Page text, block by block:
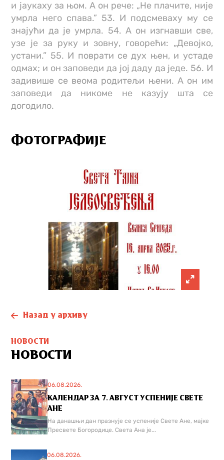
и јаукаху за њом. А он рече: „Не плачите, није
умрла него спава.” 53. И подсмеваху му се
знајући да је умрла. 54. А он изгнавши све,
узе је за руку и зовну, говорећи: „Девојко,
устани.” 55. И поврати се дух њен, и устаде
одмах; и он заповеди да јој даду да једе. 56. И
задивише се веома родитељи њени. А он им
заповеди да никоме не казују шта се
догодило.
ФОТОГРАФИЈЕ
Назад у архиву
НОВОСТИ
НОВОСТИ
06.08.2026.
КАЛЕНДАР ЗА 7. АВГУСТ УСПЕНИЈЕ СВЕТЕ
АНЕ
На данашњи дан празнује се успеније Свете Ане, мајке
Пресвете Богородице. Света Ана је...
06.08.2026.